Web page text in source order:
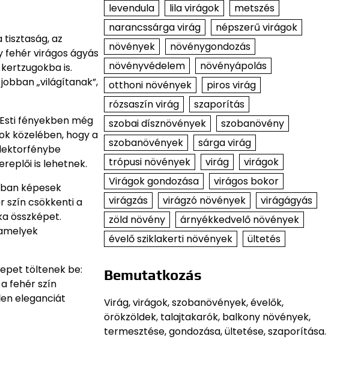
az
fehér virágos ágyás
is.
„világítanak”,
fényekben még
közelében, hogy a
is lehetnek.
képesek
szín csökkenti a
összképet.
töltenek be:
fehér szín
eleganciát
levendula
lila virágok
metszés
narancssárga virág
népszerű virágok
növények
növénygondozás
növényvédelem
növényápolás
otthoni növények
piros virág
rózsaszín virág
szaporítás
szobai dísznövények
szobanövény
szobanövények
sárga virág
trópusi növények
virág
virágok
Virágok gondozása
virágos bokor
virágzás
virágzó növények
virágágyás
zöld növény
árnyékkedvelő növények
évelő sziklakerti növények
ültetés
Bemutatkozás
Virág, virágok, szobanövények, évelők,
örökzöldek, talajtakarók, balkony növények,
termesztése, gondozása, ültetése, szaporítása.